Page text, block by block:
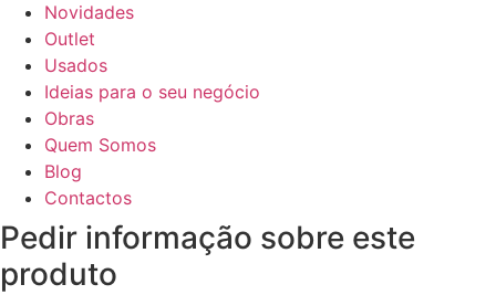
Novidades
Outlet
Usados
Ideias para o seu negócio
Obras
Quem Somos
Blog
Contactos
Pedir informação sobre este
produto